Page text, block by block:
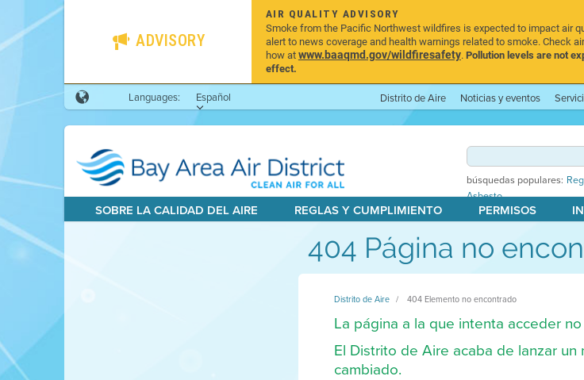
ADVISORY
AIR QUALITY ADVISORY
Smoke from the Pacific Northwest wildfires is expected to impact air
alert to news coverage and health warnings related to smoke. Check
how atwww.baaqmd.gov/wildfiresafety.Pollution levels are not
effect.
Languages:
Español Distrito de Aire Noticias y eventos
búsquedas populares:
Asbesto
SOBRE LA CALIDAD DEL AIRE REGLAS Y CUMPLIMIENTO PERMISOS
404 Página no
Distrito de Aire 404 Elemento no encontrado
La página a la que intenta acceder
El Distrito de Aire acaba de lanzar
cambiado.